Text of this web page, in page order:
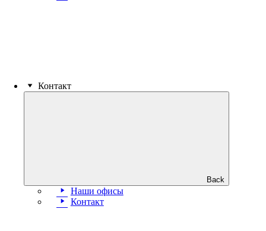
Контакт
Back
Наши офисы
Контакт